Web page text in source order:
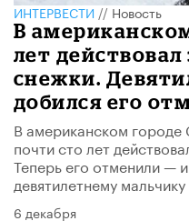
ИНТЕРВЕСТИ//Новость
В
лет действовал
снежки.
добился его
В американском
почти сто лет
Теперь его отменили —
девятилетнему
6 декабря